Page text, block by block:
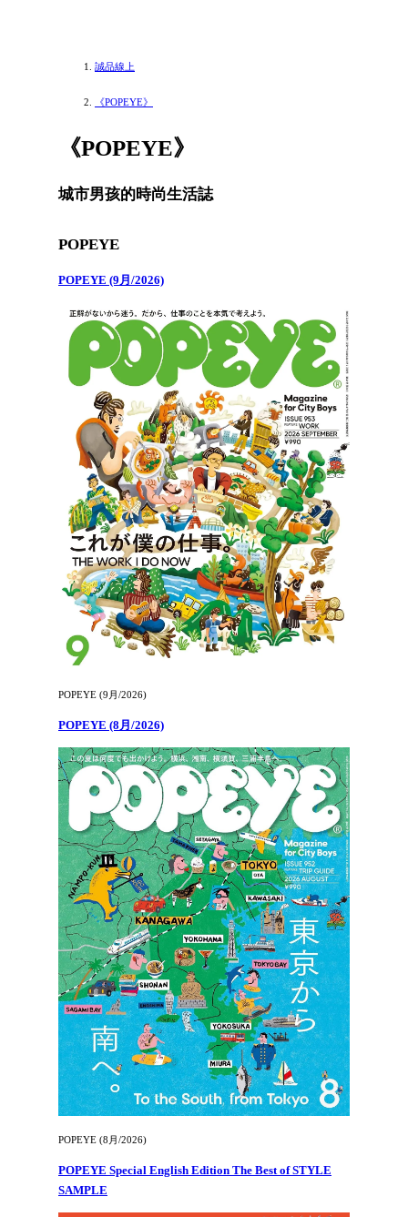
誠品線上
《POPEYE》
《POPEYE》
城市男孩的時尚生活誌
POPEYE
POPEYE (9月/2026)
POPEYE (9月/2026)
POPEYE (8月/2026)
POPEYE (8月/2026)
POPEYE Special English Edition The Best of STYLE
SAMPLE